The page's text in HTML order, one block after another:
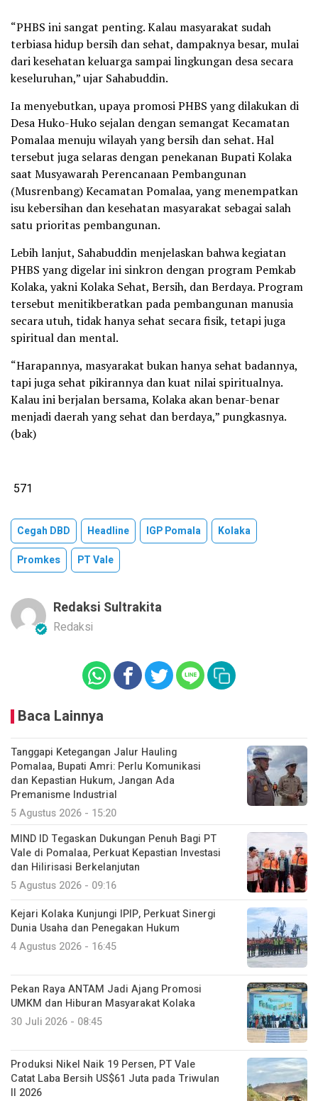
“PHBS ini sangat penting. Kalau masyarakat sudah
terbiasa hidup bersih dan sehat, dampaknya besar, mulai
dari kesehatan keluarga sampai lingkungan desa secara
keseluruhan,” ujar Sahabuddin.
Ia menyebutkan, upaya promosi PHBS yang dilakukan di
Desa Huko-Huko sejalan dengan semangat Kecamatan
Pomalaa menuju wilayah yang bersih dan sehat. Hal
tersebut juga selaras dengan penekanan Bupati Kolaka
saat Musyawarah Perencanaan Pembangunan
(Musrenbang) Kecamatan Pomalaa, yang menempatkan
isu kebersihan dan kesehatan masyarakat sebagai salah
satu prioritas pembangunan.
Lebih lanjut, Sahabuddin menjelaskan bahwa kegiatan
PHBS yang digelar ini sinkron dengan program Pemkab
Kolaka, yakni Kolaka Sehat, Bersih, dan Berdaya. Program
tersebut menitikberatkan pada pembangunan manusia
secara utuh, tidak hanya sehat secara fisik, tetapi juga
spiritual dan mental.
“Harapannya, masyarakat bukan hanya sehat badannya,
tapi juga sehat pikirannya dan kuat nilai spiritualnya.
Kalau ini berjalan bersama, Kolaka akan benar-benar
menjadi daerah yang sehat dan berdaya,” pungkasnya.
(bak)
571
Cegah DBD Headline IGP Pomala
Kolaka
Promkes
PT Vale
Redaksi Sultrakita
Redaksi
Baca Lainnya
Tanggapi Ketegangan Jalur Hauling
Pomalaa, Bupati Amri: Perlu Komunikasi
dan Kepastian Hukum, Jangan Ada
Premanisme Industrial
5 Agustus 2026 - 15:20
MIND ID Tegaskan Dukungan Penuh Bagi PT
Vale di Pomalaa, Perkuat Kepastian Investasi
dan Hilirisasi Berkelanjutan
5 Agustus 2026 - 09:16
Kejari Kolaka Kunjungi IPIP, Perkuat Sinergi
Dunia Usaha dan Penegakan Hukum
4 Agustus 2026 - 16:45
Pekan Raya ANTAM Jadi Ajang Promosi
UMKM dan Hiburan Masyarakat Kolaka
30 Juli 2026 - 08:45
Produksi Nikel Naik 19 Persen, PT Vale
Catat Laba Bersih US$61 Juta pada Triwulan
II 2026